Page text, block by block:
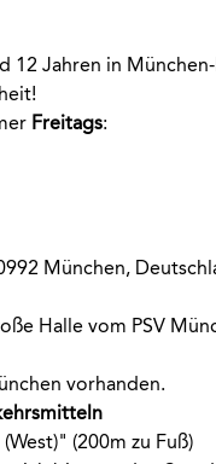
12 Jahren in
Freitags:
München,
Halle vom PSV
vorhanden.
(200m zu Fuß)